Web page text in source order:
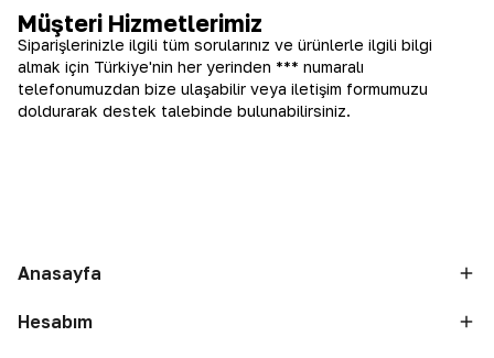
Müşteri Hizmetlerimiz
Siparişlerinizle ilgili tüm sorularınız ve ürünlerle ilgili bilgi
almak için Türkiye'nin her yerinden *** numaralı
telefonumuzdan bize ulaşabilir veya iletişim formumuzu
doldurarak destek talebinde bulunabilirsiniz.
Anasayfa
Hesabım